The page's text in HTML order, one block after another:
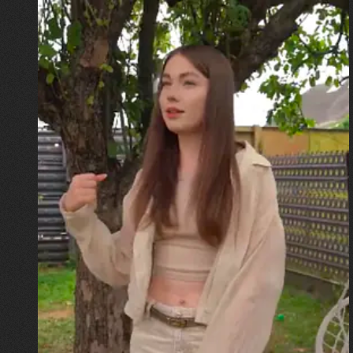
30.07.2026
Калина, Дарина та Віра Папроцькі
"Хвиля була, як від моря,
прозора і велика… Я ледве
встигла схопити племінницю"